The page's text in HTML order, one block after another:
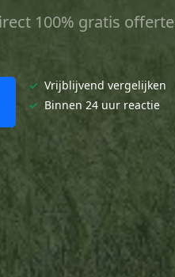
100% gratis
✓ Vrijblijvend vergelijken
✓ Binnen 24 uur reactie